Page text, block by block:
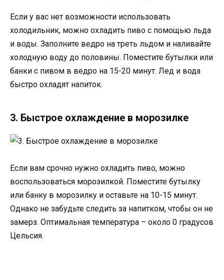
Если у вас нет возможности использовать
холодильник, можно охладить пиво с помощью льда
и воды. Заполните ведро на треть льдом и наливайте
холодную воду до половины. Поместите бутылки или
банки с пивом в ведро на 15-20 минут. Лед и вода
быстро охладят напиток.
3. Быстрое охлаждение в морозилке
Если вам срочно нужно охладить пиво, можно
воспользоваться морозилкой. Поместите бутылку
или банку в морозилку и оставьте на 10-15 минут.
Однако не забудьте следить за напитком, чтобы он не
замерз. Оптимальная температура – около 0 градусов
Цельсия.